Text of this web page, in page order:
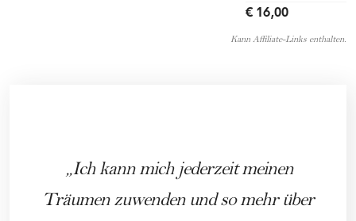
€ 16,00
Kann Affiliate-Links enthalten.
Ich kann mich jederzeit meinen
Träumen zuwenden und so mehr über